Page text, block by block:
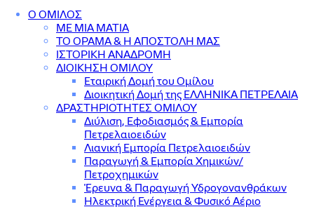
Ο ΟΜΙΛΟΣ
ΜΕ ΜΙΑ ΜΑΤΙΑ
ΤΟ ΟΡΑΜΑ & Η ΑΠΟΣΤΟΛΗ ΜΑΣ
ΙΣΤΟΡΙΚΗ ΑΝΑΔΡΟΜΗ
ΔΙΟΙΚΗΣΗ ΟΜΙΛΟΥ
Εταιρική Δομή του Ομίλου
Διοικητική Δομή της ΕΛΛΗΝΙΚΑ ΠΕΤΡΕΛΑΙΑ
ΔΡΑΣΤΗΡΙΟΤΗΤΕΣ ΟΜΙΛΟΥ
Διύλιση, Εφοδιασμός & Εμπορία
Πετρελαιοειδών
Λιανική Εμπορία Πετρελαιοειδών
Παραγωγή & Εμπορία Χημικών/
Πετροχημικών
Έρευνα & Παραγωγή Υδρογονανθράκων
Ηλεκτρική Ενέργεια & Φυσικό Αέριο